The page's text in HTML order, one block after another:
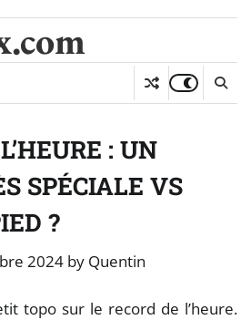
: UN
SPÉCIALE VS
?
2024 by Quentin
topo sur le record de l’heure.